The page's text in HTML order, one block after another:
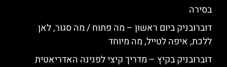
בסירה
דוברובניק ביום ראשון – מה פתוח / מה סגור, לאן
ללכת, איפה לטייל, מה מיוחד
דוברובניק בקיץ – מדריך קיצי לפנינה האדריאטית